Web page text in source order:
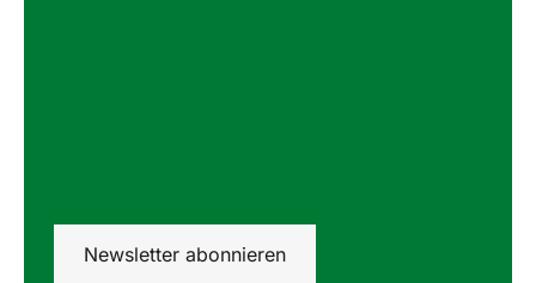
Newsletter abonnieren